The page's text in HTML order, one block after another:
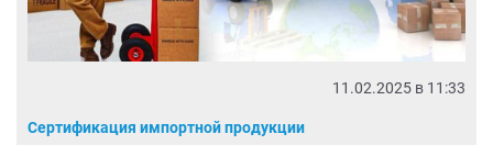
11.02.2025 в 11:33
Сертификация импортной продукции